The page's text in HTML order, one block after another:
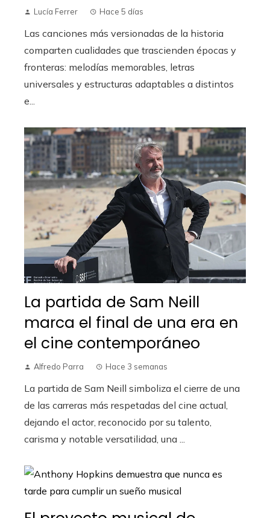
Lucía Ferrer Hace 5 días
Las canciones más versionadas de la historia
comparten cualidades que trascienden épocas y
fronteras: melodías memorables, letras
universales y estructuras adaptables a distintos
e...
La partida de Sam Neill
marca el final de una era en
el cine contemporáneo
Alfredo Parra Hace 3 semanas
La partida de Sam Neill simboliza el cierre de una
de las carreras más respetadas del cine actual,
dejando el actor, reconocido por su talento,
carisma y notable versatilidad, una ...